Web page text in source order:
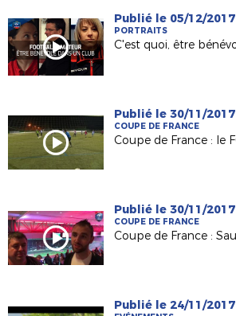
Publié le 05/12/2017
PORTRAITS
Publié le 30/11/2017
COUPE DE FRANCE
Publié le 30/11/2017
COUPE DE FRANCE
Publié le 24/11/2017